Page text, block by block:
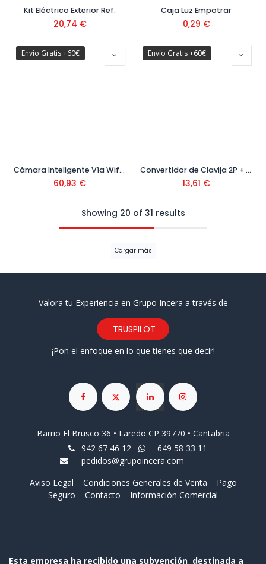
Kit Eléctrico Exterior Ref.
20,74 €
Caja Luz Empotrar
0,29 €
Envío Gratis +60€
Cámara Inteligente Vía Wifi con Visión Nocturna a Color Ref. 405025000
60,93 €
Envío Gratis +60€
Convertidor de Clavija 2P + T a Base Schuko 1 Metro Ref.002300233
13,61 €
Showing 20 of 31 results
Cargar más
Valora tu Experiencia en Grupo Incera a través de
TRUSPILOT
¡Pon el enfoque en lo que tienes que decir!
Barrio El Brusco 36 • Laredo CP 39770 • Cantabria
942 67 46 12
649 58 33 11
pedidos@grupoincera.com
Aviso Legal
Condiciones Generales de Venta
Pago
Seguro
Contacto Información Comercial
Esta empresa ha recibido una subvención destinada a